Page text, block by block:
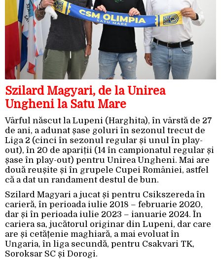
Szilard Magyari, de la Unirea
Ungheni la Satu Mare
Vârful născut la Lupeni (Harghita), în vârstă de 27
de ani, a adunat șase goluri în sezonul trecut de
Liga 2 (cinci în sezonul regular și unul în play-
out), în 20 de apariții (14 în campionatul regular și
șase în play-out) pentru Unirea Ungheni. Mai are
două reușite și în grupele Cupei României, astfel
că a dat un randament destul de bun.
Szilard Magyari a jucat și pentru Csikszereda în
carieră, în perioada iulie 2018 – februarie 2020,
dar și în perioada iulie 2023 – ianuarie 2024. În
cariera sa, jucătorul originar din Lupeni, dar care
are și cetățenie maghiară, a mai evoluat în
Ungaria, în liga secundă, pentru Csakvari TK,
Soroksar SC și Dorogi.